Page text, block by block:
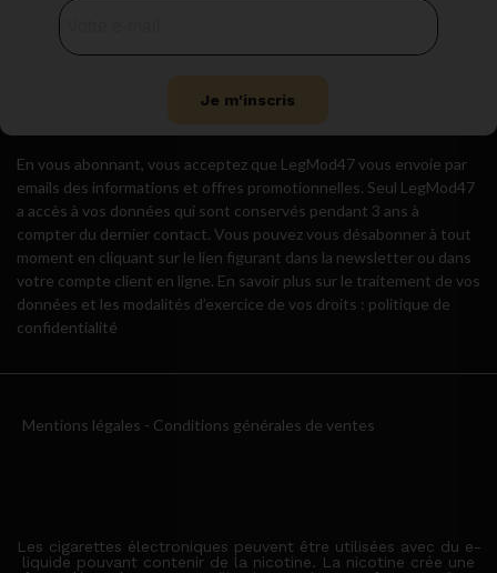
Je m'inscris
En vous abonnant, vous acceptez que LegMod47 vous envoie par
emails des informations et offres promotionnelles. Seul LegMod47
a accès à vos données qui sont conservés pendant 3 ans à
compter du dernier contact. Vous pouvez vous désabonner à tout
moment en cliquant sur le lien figurant dans la newsletter ou dans
votre compte client en ligne. En savoir plus sur le traitement de vos
données et les modalités d’exercice de vos droits : politique de
confidentialité
Mentions légales - Conditions générales de ventes
Les cigarettes électroniques peuvent être utilisées avec du e-
liquide pouvant contenir de la nicotine. La nicotine crée une